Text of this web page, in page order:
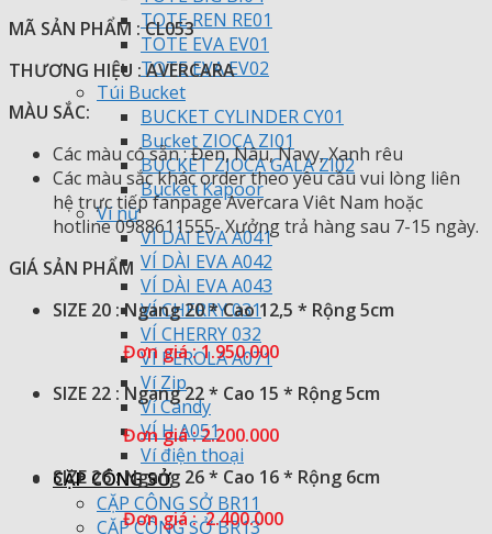
TOTE REN RE01
TOTE EVA EV01
TOTE EVA EV02
Túi Bucket
BUCKET CYLINDER CY01
Bucket ZIOCA ZI01
BUCKET ZIOCA GALA ZI02
Bucket Kapoor
Ví nữ
VÍ DÀI EVA A041
VÍ DÀI EVA A042
VÍ DÀI EVA A043
VÍ CHERRY 031
VÍ CHERRY 032
VÍ PEROLA A071
Ví Zip
Ví Candy
VÍ H A051
Ví điện thoại
CẶP CÔNG SỞ
CẶP CÔNG SỞ BR11
CẶP CÔNG SỞ BR13
MÃ SẢN PHẨM : CL053
THƯƠNG HIỆU : AVERCARA
MÀU SẮC:
Các màu có sẵn : Đen, Nâu, Navy, Xanh rêu
Các màu sắc khác order theo yêu cầu vui lòng liên
hệ trực tiếp fanpageAvercara Viêt Nam hoặc
hotline 0988611555- Xưởng trả hàng sau 7-15 ngày.
GIÁ SẢN PHẨM
SIZE 20 : Ngang 20 * Cao 12,5 * Rộng 5cm
Đơn giá : 1.950.000
️SIZE 22 : Ngang 22 * Cao 15 * Rộng 5cm
Đơn giá : 2.200.000
️SIZE 26 : Ngang 26 * Cao 16 * Rộng 6cm
Đơn giá : 2.400.000